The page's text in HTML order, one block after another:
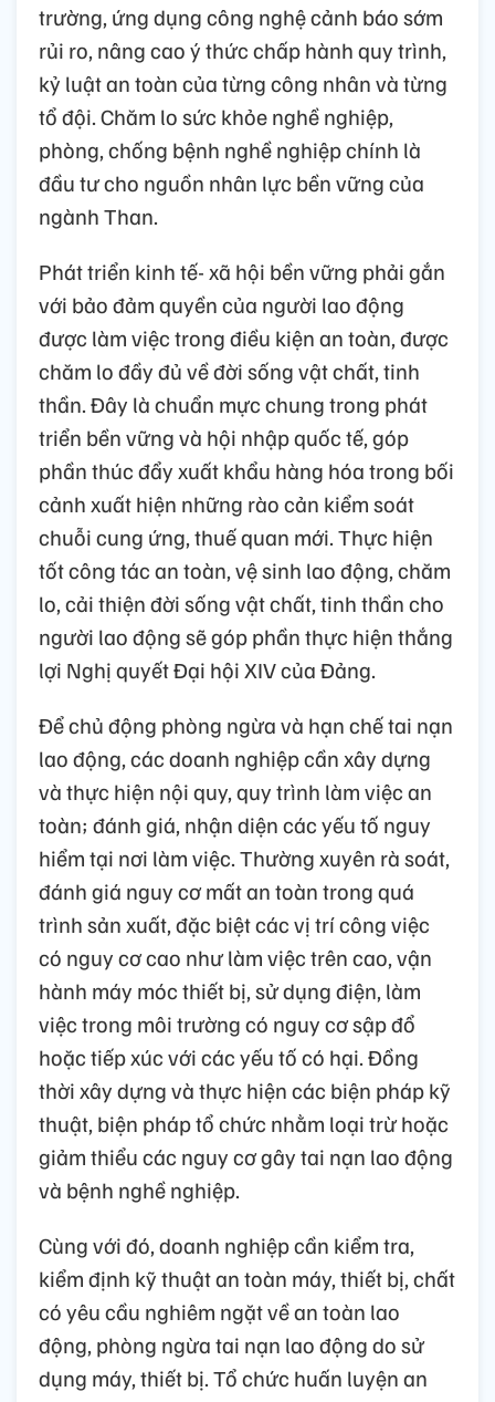
trường, ứng dụng công nghệ cảnh báo sớm
rủi ro, nâng cao ý thức chấp hành quy trình,
kỷ luật an toàn của từng công nhân và từng
tổ đội. Chăm lo sức khỏe nghề nghiệp,
phòng, chống bệnh nghề nghiệp chính là
đầu tư cho nguồn nhân lực bền vững của
ngành Than.
Phát triển kinh tế- xã hội bền vững phải gắn
với bảo đảm quyền của người lao động
được làm việc trong điều kiện an toàn, được
chăm lo đầy đủ về đời sống vật chất, tinh
thần. Đây là chuẩn mực chung trong phát
triển bền vững và hội nhập quốc tế, góp
phần thúc đẩy xuất khẩu hàng hóa trong bối
cảnh xuất hiện những rào cản kiểm soát
chuỗi cung ứng, thuế quan mới. Thực hiện
tốt công tác an toàn, vệ sinh lao động, chăm
lo, cải thiện đời sống vật chất, tinh thần cho
người lao động sẽ góp phần thực hiện thắng
lợi Nghị quyết Đại hội XIV của Đảng.
Để chủ động phòng ngừa và hạn chế tai nạn
lao động, các doanh nghiệp cần xây dựng
và thực hiện nội quy, quy trình làm việc an
toàn; đánh giá, nhận diện các yếu tố nguy
hiểm tại nơi làm việc. Thường xuyên rà soát,
đánh giá nguy cơ mất an toàn trong quá
trình sản xuất, đặc biệt các vị trí công việc
có nguy cơ cao như làm việc trên cao, vận
hành máy móc thiết bị, sử dụng điện, làm
việc trong môi trường có nguy cơ sập đổ
hoặc tiếp xúc với các yếu tố có hại. Đồng
thời xây dựng và thực hiện các biện pháp kỹ
thuật, biện pháp tổ chức nhằm loại trừ hoặc
giảm thiểu các nguy cơ gây tai nạn lao động
và bệnh nghề nghiệp.
Cùng với đó, doanh nghiệp cần kiểm tra,
kiểm định kỹ thuật an toàn máy, thiết bị, chất
có yêu cầu nghiêm ngặt về an toàn lao
động, phòng ngừa tai nạn lao động do sử
dụng máy, thiết bị. Tổ chức huấn luyện an